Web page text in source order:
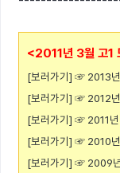
<2011년 3월 고1
[보러가기] ☞ 2013
[보러가기] ☞ 2012
[보러가기] ☞ 2011
[보러가기] ☞ 2010
[보러가기] ☞ 2009